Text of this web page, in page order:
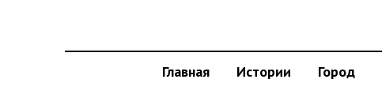
Главная Истории Город